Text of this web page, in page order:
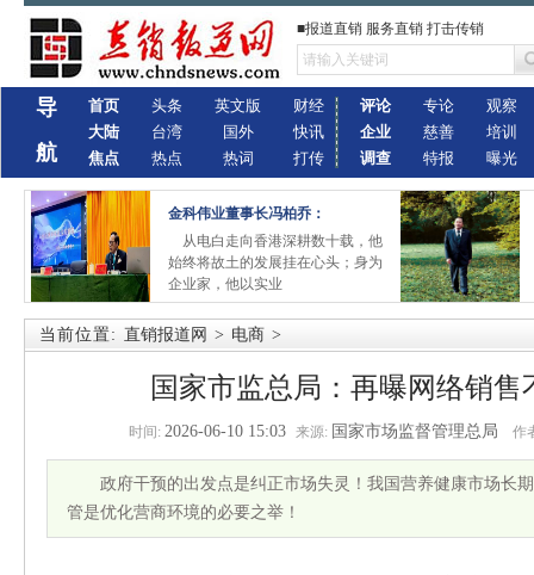
■报道直销 服务直销 打击传销
导
航
首页
大陆
焦点
头条
台湾
热点
英文版
国外
热词
财经
快讯
打传
评论
企业
调查
专论
慈善
特报
观察
培训
曝光
金科伟业董事长冯柏乔：
从电白走向香港深耕数十载，他
始终将故土的发展挂在心头；身为
企业家，他以实业
当前位置: 直销报道网 > 电商 >
国家市监总局：再曝网络销售
时间: 2026-06-10 15:03 来源: 国家市场监督管理总局 作
政府干预的出发点是纠正市场失灵！我国营养健康市场长
管是优化营商环境的必要之举！